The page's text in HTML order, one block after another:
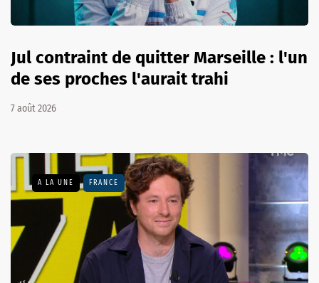
Jul contraint de quitter Marseille : l'un
de ses proches l'aurait trahi
7 août 2026
A LA UNE FRANCE